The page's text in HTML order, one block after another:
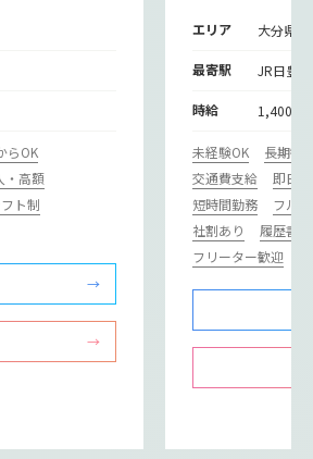
らOK
・高額
ト制
エリア 大分県
最寄駅 JR日豊
時給 1,400円
未経験OK
長期歓
交通費支給
即日
短時間勤務
フル
社割あり
履歴書
フリーター歓迎